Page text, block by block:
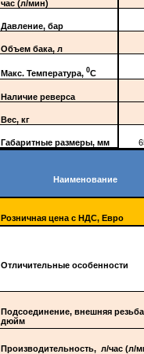
час (л/мин)
Давление, бар
Объем бака, л
Макс. Температура,0С
Наличие реверса
Вес, кг
Габаритные размеры, мм
Наименование
Розничная цена с НДС, Евро
Отличительные особенности
Подсоединение, внешняя
дюйм
Производительность, л/час (л/